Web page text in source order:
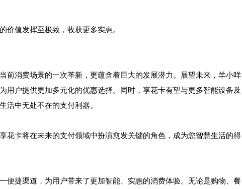
价值发挥至极致，收获更多实惠。
前消费场景的一次革新，更蕴含着巨大的发展潜力。展望未来，羊小咩
用户提供更加多元化的优惠选择。同时，享花卡有望与更多智能设备及
活中无处不在的支付利器。
花卡将在未来的支付领域中扮演愈发关键的角色，成为您智慧生活的得
便捷渠道，为用户带来了更加智能、实惠的消费体验。无论是购物、餐